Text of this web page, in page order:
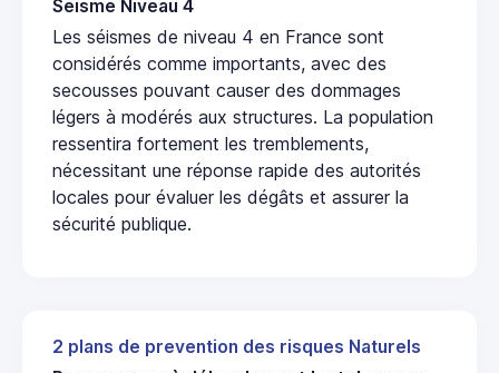
Seisme Niveau 4
Les séismes de niveau 4 en France sont
considérés comme importants, avec des
secousses pouvant causer des dommages
légers à modérés aux structures. La population
ressentira fortement les tremblements,
nécessitant une réponse rapide des autorités
locales pour évaluer les dégâts et assurer la
sécurité publique.
2 plans de prevention des risques Naturels